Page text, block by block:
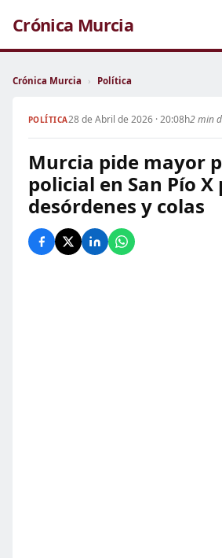
Crónica Murcia
Crónica Murcia › Política
POLÍTICA28 de Abril de 2026 · 20:08h2 min
Murcia pide mayor
policial en San Pío X
desórdenes y colas